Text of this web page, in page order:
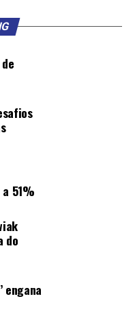
51%
do
engana